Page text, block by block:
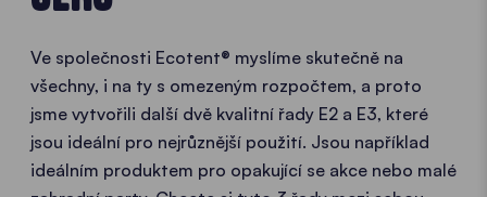
Ve společnosti Ecotent® myslíme skutečně na
všechny, i na ty s omezeným rozpočtem, a proto
jsme vytvořili další dvě kvalitní řady E2 a E3, které
jsou ideální pro nejrůznější použití. Jsou například
ideálním produktem pro opakující se akce nebo malé